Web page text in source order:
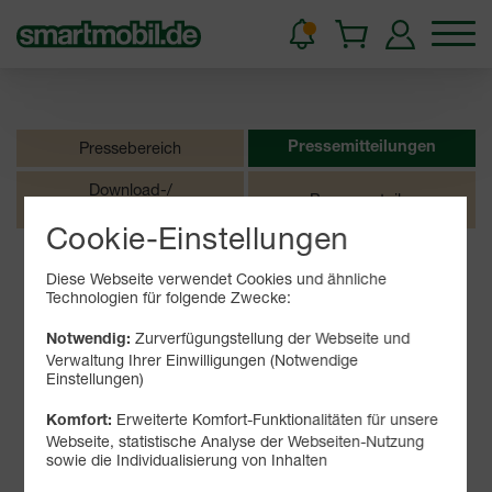
Presse­bereich Presse­mitteilungen
Download-/
Presse­verteiler
2026 Archiv
15.06.2018
smartmobil.de
Galaxy S9 I S9+ mit LTE-Tarif mit über 200 Euro Preisvorteil
Jetzt bei smartmobil.de
Maintal, 15.06.2018:
Samsung-Bestseller Galaxy S9 und Galaxy S9+ im Paket
mit einer Allnet-Flat und Datenvolumen mit LTE-
Geschwindigkeit ab sofort bis zu über 200 Euro günstiger
Cookie-Einstellungen
Diese Webseite verwendet Cookies und ähnliche
Technologien für folgende Zwecke:
Notwendig: Zurverfügungstellung der Webseite und
Verwaltung Ihrer Einwilligungen (Notwendige
Einstellungen)
Komfort: Erweiterte Komfort-Funktionalitäten für unsere
Webseite, statistische Analyse der Webseiten-Nutzung
sowie die Individualisierung von Inhalten